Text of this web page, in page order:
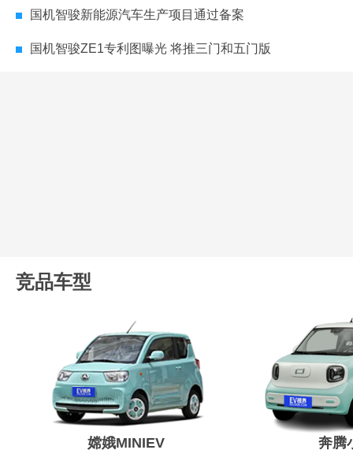
国机智骏新能源汽车生产项目通过备案
国机智骏ZE1专利图曝光 将推三门和五门版
竞品车型
嫦娥MINIEV
奔腾